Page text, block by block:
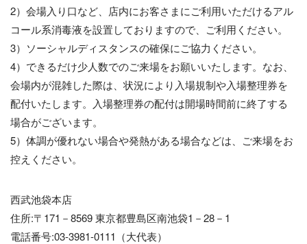
2）会場入り口など、店内にお客さまにご利用いただけるアル
コール系消毒液を設置しておりますので、ご利用ください。
3）ソーシャルディスタンスの確保にご協力ください。
4）できるだけ少人数でのご来場をお願いいたします。なお、
会場内が混雑した際は、状況により入場規制や入場整理券を
配付いたします。入場整理券の配付は開場時間前に終了する
場合がございます。
5）体調が優れない場合や発熱がある場合などは、ご来場をお
控えください。
西武池袋本店
住所:〒171－8569 東京都豊島区南池袋1－28－1
電話番号:03-3981-0111（大代表）